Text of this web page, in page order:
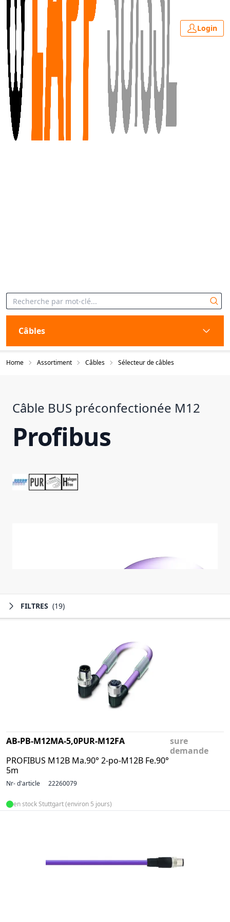
Login
Câbles
Home Assortiment Câbles Sélecteur de câbles
Câble BUS préconfectionée M12
Profibus
FILTRES (19)
AB-PB-M12MA-5,0PUR-M12FA
PROFIBUS M12B Ma.90° 2-po-M12B Fe.90°
5m
sure
demande
Nr- d'article 22260079
en stock Stuttgart (environ 5 jours)